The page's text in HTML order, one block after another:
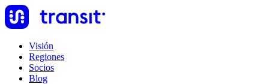
Visión
Regiones
Socios
Blog